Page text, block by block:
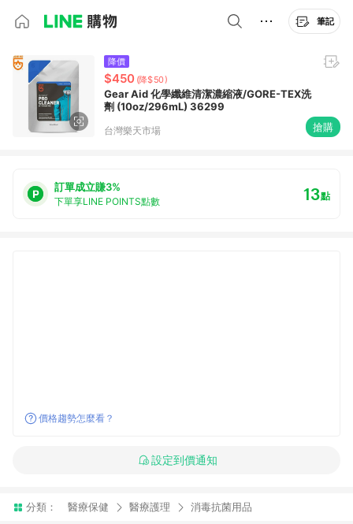
筆記
降價
$450 (降$50)
Gear Aid 化學纖維清潔濃縮液/GORE-TEX洗
劑 (10oz/296mL) 36299
台灣樂天市場 搶購
訂單成立賺3%
下單享LINE POINTS點數 13點
價格趨勢怎麼看？
設定到價通知
分類： 醫療保健 醫療護理 消毒抗菌用品